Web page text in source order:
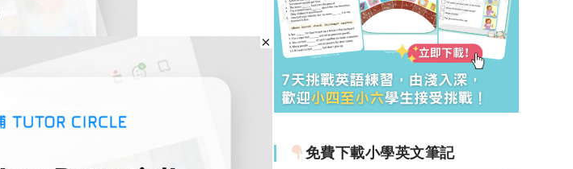
免費下載小學英文筆記